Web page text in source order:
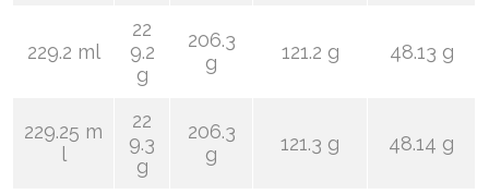
229.2 ml
22
9.2
g
206.3
g
121.2 g 48.13 g
229.25 m
l
22
9.3
g
206.3
g
121.3 g 48.14 g